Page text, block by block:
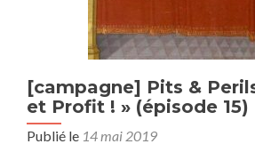
[campagne] Pits &
et Profit ! » (épisode 15)
Publié le 14 mai 2019